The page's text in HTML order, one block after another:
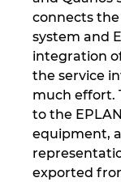
connects
system and
integration
the service
much effort.
to the
equipment,
exported
Serbia
Singapore
Slovakia
Slovenia